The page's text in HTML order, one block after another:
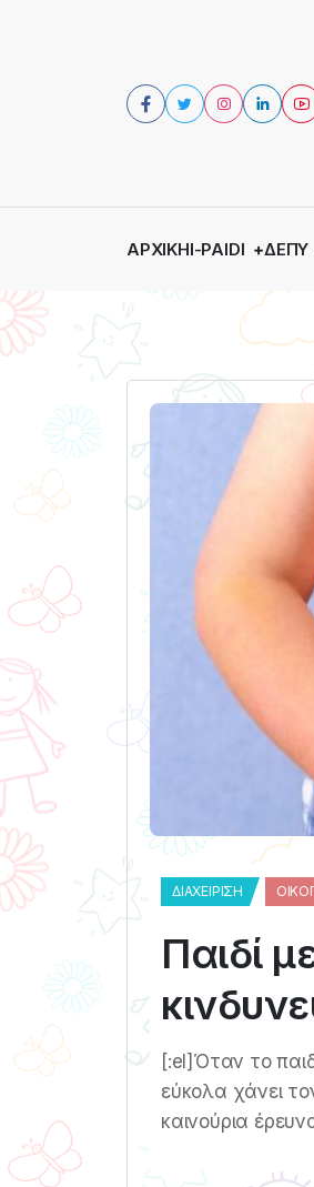
ΑΡΧΙΚΉI-PAIDI ΔΕΠΥ
ΔΙΑΧΕΊΡΙΣΗ
Παιδί
[:el]Όταν το
εύκολα χάνει
καινούρια